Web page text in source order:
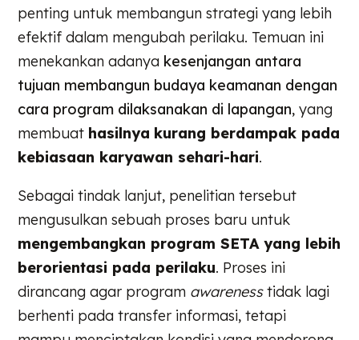
penting untuk membangun strategi yang lebih
efektif dalam mengubah perilaku. Temuan ini
menekankan adanya kesenjangan antara
tujuan membangun budaya keamanan dengan
cara program dilaksanakan di lapangan, yang
membuat hasilnya kurang berdampak pada
kebiasaan karyawan sehari-hari.
Sebagai tindak lanjut, penelitian tersebut
mengusulkan sebuah proses baru untuk
mengembangkan program SETA yang lebih
berorientasi pada perilaku. Proses ini
dirancang agar program awarenesstidak lagi
berhenti pada transfer informasi, tetapi